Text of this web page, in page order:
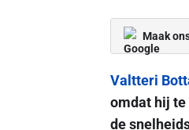
Maak
Valtteri
omdat hij te
de